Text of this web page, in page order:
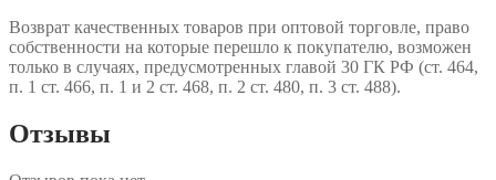
Возврат качественных товаров при оптовой торговле, право
собственности на которые перешло к покупателю, возможен
только в случаях, предусмотренных главой 30 ГК РФ (ст. 464,
п. 1 ст. 466, п. 1 и 2 ст. 468, п. 2 ст. 480, п. 3 ст. 488).
Отзывы